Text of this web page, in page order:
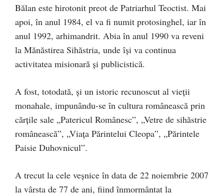
Bălan este hirotonit preot de Patriarhul Teoctist. Mai
apoi, în anul 1984, el va fi numit protosinghel, iar în
anul 1992, arhimandrit. Abia în anul 1990 va reveni
la Mănăstirea Sihăstria, unde îşi va continua
activitatea misionară şi publicistică.
A fost, totodată, și un istoric recunoscut al vieții
monahale, impunându-se în cultura românească prin
cărțile sale „Patericul Românesc”, „Vetre de sihăstrie
românească”, „Viața Părintelui Cleopa”, „Părintele
Paisie Duhovnicul”.
A trecut la cele veșnice în data de 22 noiembrie 2007
la vârsta de 77 de ani, fiind înmormântat la